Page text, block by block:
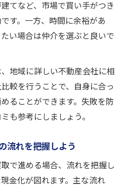
てなど、市場で買い手がつき
す。一方、時間に余裕があ
い場合は仲介を選ぶと良いで
地域に詳しい不動産会社に相
較を行うことで、自身に合っ
ることができます。失敗を防
も参考にしましょう。
流れを把握しよう
で進める場合、流れを把握し
金化が図れます。主な流れ